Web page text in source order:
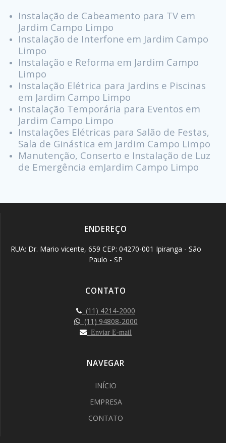
Instalação de Cabeamento para TV em
Jardim Campo Limpo
Instalação de Interfone em Jardim Campo
Limpo
Instalação e Reforma em Jardim Campo
Limpo
Instalação Elétrica para Jardins e Piscinas
em Jardim Campo Limpo
Instalação Temporária para Eventos em
Jardim Campo Limpo
Instalações Elétricas para Salão de Festas,
Sala de Ginástica em Jardim Campo Limpo
Manutenção, Conserto e Instalação de Luz
de Emergência emJardim Campo Limpo
ENDEREÇO
RUA: Dr. Mario vicente, 659 CEP: 04270-001 Ipiranga - São
Paulo - SP
CONTATO
(11) 4214-2000
(11) 94808-2000
Enviar E-mail
NAVEGAR
INÍCIO
EMPRESA
CONTATO